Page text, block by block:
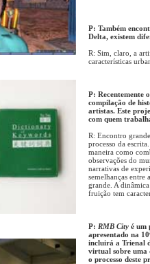
P: Também
Delta, existem
R: Sim, claro, a
características
P: Recentemente
compilação de
artistas. Este
com quem
R: Encontro
processo da
maneira como
observações do
narrativas de
semelhanças entre
grande. A
fruição tem
P: RMB City é um
apresentado na
incluirá a Trienal
virtual sobre uma
o processo deste